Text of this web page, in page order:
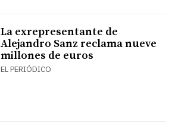
La exrepresentante de
Alejandro Sanz reclama nueve
millones de euros
EL PERIÓDICO